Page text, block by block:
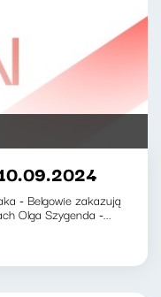
- Belgowie zakazują
Olga Szygenda -...